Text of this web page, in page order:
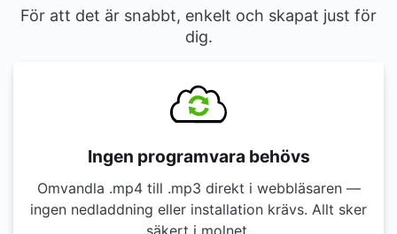
För att det är snabbt, enkelt och skapat just för
dig.
Ingen programvara behövs
Omvandla .mp4 till .mp3 direkt i webbläsaren —
ingen nedladdning eller installation krävs. Allt sker
säkert i molnet.